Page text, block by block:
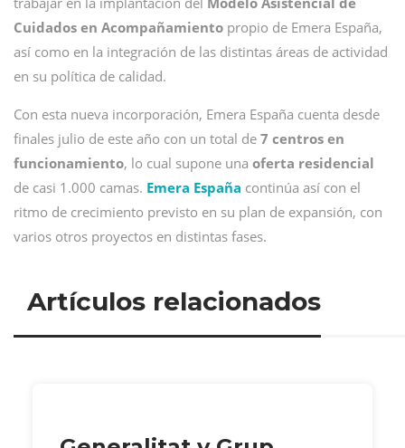
Cuidados en Acompañamiento propio de Emera España,
así como en la integración de las distintas áreas de actividad
en su política de calidad.
Con esta nueva incorporación, Emera España cuenta desde
finales julio de este año con un total de 7 centros en
funcionamiento, lo cual supone una oferta residencial
de casi 1.000 camas. Emera España continúa así con el
ritmo de crecimiento previsto en su plan de expansión, con
varios otros proyectos en distintas fases.
Artículos relacionados